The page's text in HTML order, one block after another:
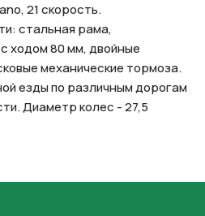
21 скорость.
стальная рама,
ходом 80 мм, двойные
механические тормоза.
езды по различным дорогам
Диаметр колес - 27,5